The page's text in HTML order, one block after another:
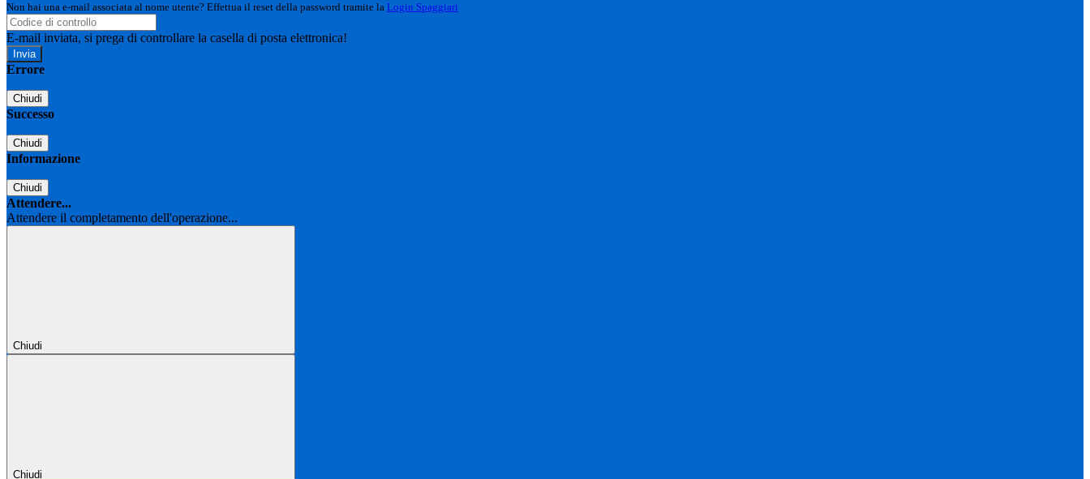
Non hai una e-mail associata al nome utente? Effettua il reset della password tramite la Login Spaggiari
E-mail inviata, si prega di controllare la casella di posta elettronica!
Errore
Chiudi
Successo
Chiudi
Informazione
Chiudi
Attendere...
Attendere il completamento dell'operazione...
Chiudi
Chiudi